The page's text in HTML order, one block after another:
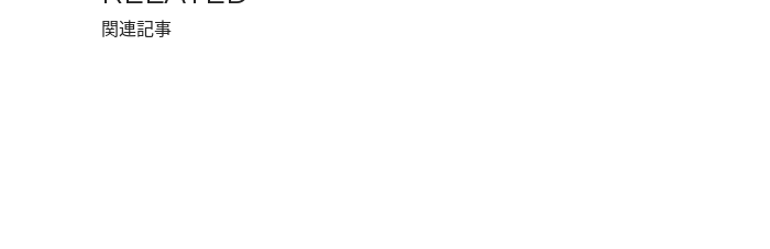
関連記事